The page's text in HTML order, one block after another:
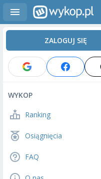
ZALOGUJ SIĘ
WYKOP
Ranking
Osiągnięcia
FAQ